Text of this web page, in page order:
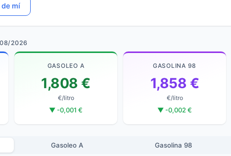
de mí
2026
GASOLEO A
1,808 €
€/litro
▼ -0,001 €
GASOLINA 98
1,858 €
€/litro
▼ -0,002 €
Gasoleo A Gasolina 98